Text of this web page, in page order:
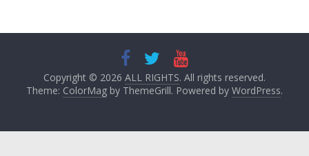
Copyright © 2026 ALL RIGHTS. All rights reserved.
Theme: ColorMagby ThemeGrill. Powered by WordPress.